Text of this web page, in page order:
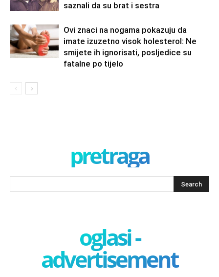
saznali da su brat i sestra
Ovi znaci na nogama pokazuju da
imate izuzetno visok holesterol: Ne
smijete ih ignorisati, posljedice su
fatalne po tijelo
pretraga
oglasi -
advertisement